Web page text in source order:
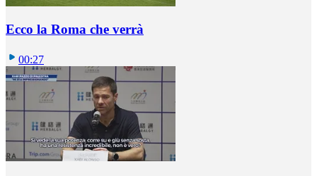
Ecco la Roma che verrà
00:27